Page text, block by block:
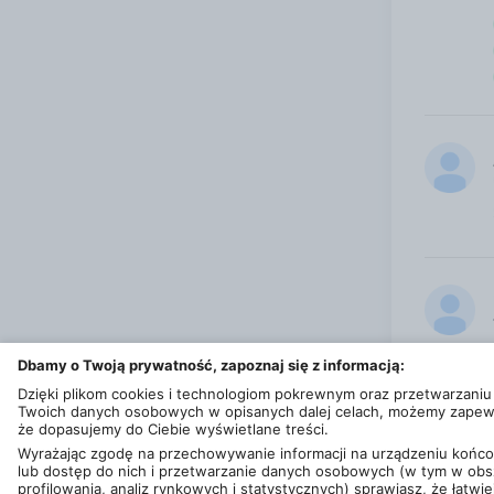
Dbamy o Twoją prywatność, zapoznaj się z informacją:
Dzięki plikom cookies i technologiom pokrewnym oraz przetwarzaniu
Twoich danych osobowych w opisanych dalej celach, możemy
że dopasujemy do Ciebie wyświetlane treści.
Wyrażając zgodę na przechowywanie informacji na urządzeniu
lub dostęp do nich i przetwarzanie danych osobowych (w tym w
profilowania, analiz rynkowych i statystycznych) sprawiasz, że łatwiej